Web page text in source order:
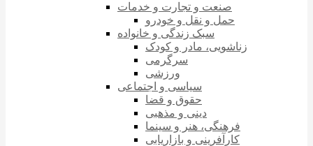
صنعت و تجارت و خدمات
حمل و نقل و خودرو
سبک زندگی و خانواده
زناشویی، مادر و کودک
سرگرمی
ورزشی
سیاسی و اجتماعی
حقوق و قضا
دینی و مذهبی
فرهنگی، هنر و سینما
کارآفرینی و بازاریابی